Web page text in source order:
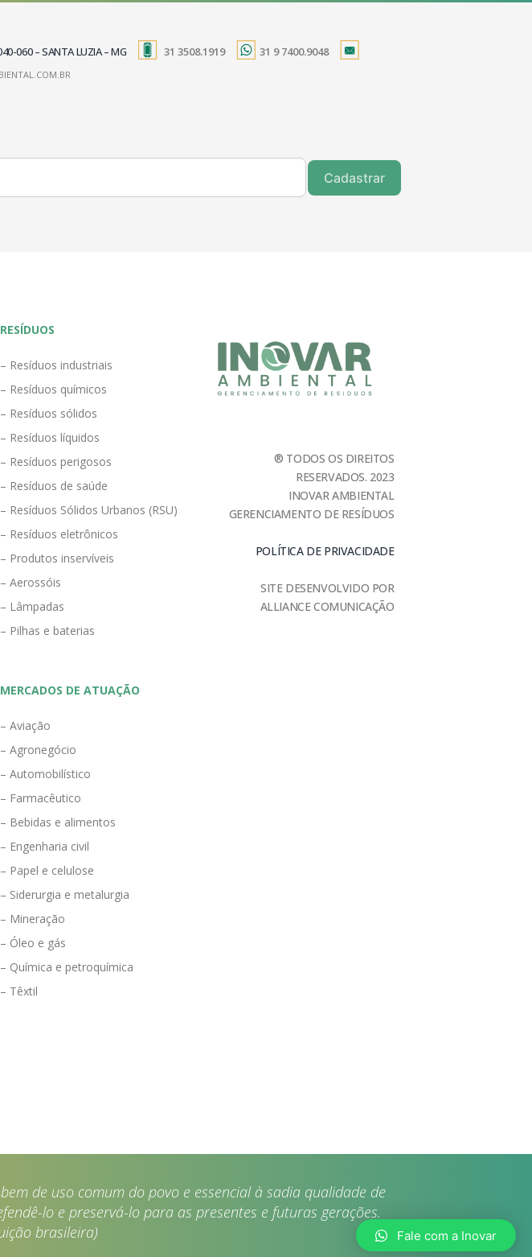
060 – SANTA LUZIA – MG 31 3508.1919 31 9 7400.9048
Cadastrar
RESÍDUOS
– Resíduos industriais
– Resíduos químicos
– Resíduos sólidos
– Resíduos líquidos
– Resíduos perigosos
– Resíduos de saúde
– Resíduos Sólidos Urbanos (RSU)
– Resíduos eletrônicos
– Produtos inservíveis
– Aerossóis
– Lâmpadas
– Pilhas e baterias
MERCADOS DE ATUAÇÃO
– Aviação
– Agronegócio
– Automobilístico
– Farmacêutico
– Bebidas e alimentos
– Engenharia civil
– Papel e celulose
– Siderurgia e metalurgia
– Mineração
– Óleo e gás
– Química e petroquímica
– Têxtil
® TODOS OS DIREITOS
RESERVADOS. 2023
INOVAR AMBIENTAL
GERENCIAMENTO DE RESÍDUOS
POLÍTICA DE PRIVACIDADE
SITE DESENVOLVIDO POR
ALLIANCE COMUNICAÇÃO
de uso comum do povo e essencial à sadia qualidade de
lo e preservá-lo para as presentes e futuras gerações.
brasileira)
Fale com a Inovar